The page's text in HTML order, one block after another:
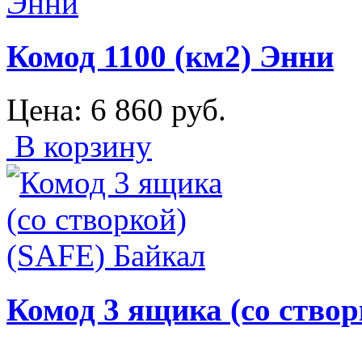
Комод 1100 (км2) Энни
Цена: 6 860 руб.
В корзину
Комод 3 ящика (со